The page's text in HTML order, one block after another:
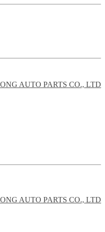
AUTO PARTS CO., LTD
AUTO PARTS CO., LTD